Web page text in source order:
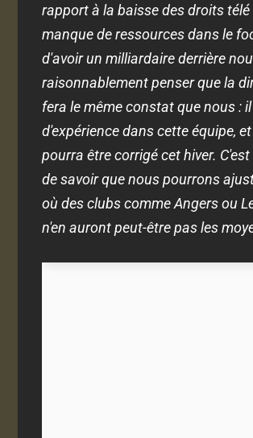
rapport à la baisse des droits télé
manque de ressources dans le
d'avoir un milliardaire derrière
raisonnablement penser que la
fera le même constat que nous :
d'expérience dans cette équipe,
pourra être corrigé cet hiver.
de savoir que nous pourrons
où des clubs comme Angers ou
n'en auront peut-être pas les